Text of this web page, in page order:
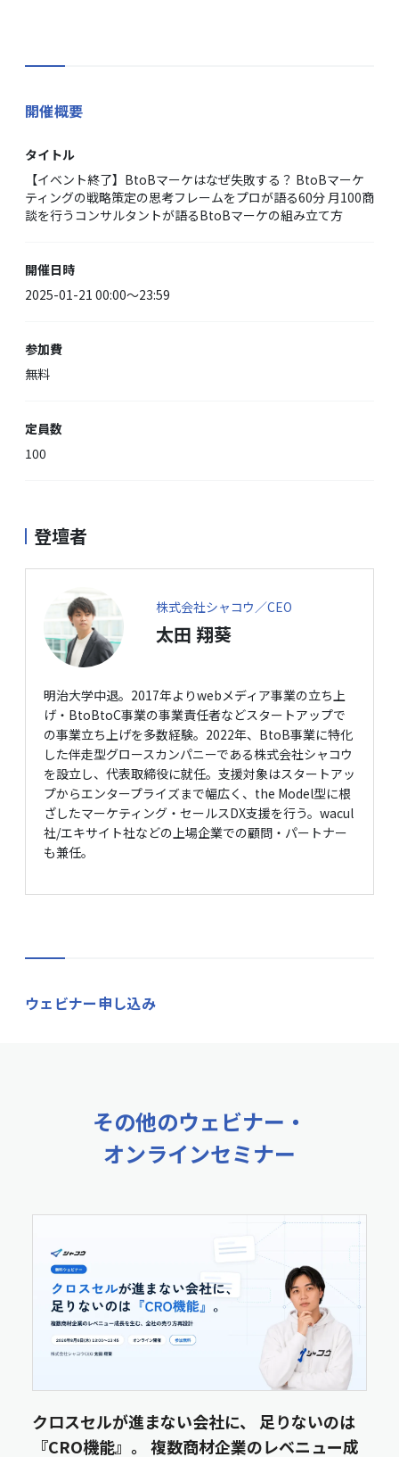
開催概要
タイトル
【イベント終了】BtoBマーケはなぜ失敗する？ BtoBマーケ
ティングの戦略策定の思考フレームをプロが語る60分 月100商
談を行うコンサルタントが語るBtoBマーケの組み立て方
開催日時
2025-01-21 00:00〜23:59
参加費
無料
定員数
100
登壇者
株式会社シャコウ／CEO
太田 翔葵
明治大学中退。2017年よりwebメディア事業の立ち上
げ・BtoBtoC事業の事業責任者などスタートアップで
の事業立ち上げを多数経験。2022年、BtoB事業に特化
した伴走型グロースカンパニーである株式会社シャコウ
を設立し、代表取締役に就任。支援対象はスタートアッ
プからエンタープライズまで幅広く、the Model型に根
ざしたマーケティング・セールスDX支援を行う。wacul
社/エキサイト社などの上場企業での顧問・パートナー
も兼任。
ウェビナー申し込み
その他のウェビナー・
オンラインセミナー
クロスセルが進まない会社に、 足りないのは
『CRO機能』。 複数商材企業のレベニュー成